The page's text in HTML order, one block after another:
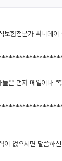
보험전문가 써니데이
들은 먼저 메일이나
이 없으시면 말씀하신